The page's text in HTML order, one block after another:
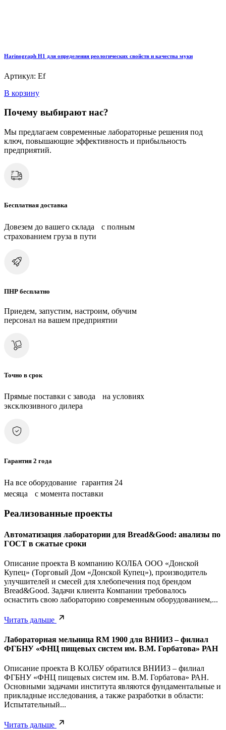
Harinograph Н1 для определения реологических свойств и качества муки
Артикул: Ef
В корзину
Почему выбирают нас?
Мы предлагаем современные лабораторные решения под
ключ, повышающие эффективность и прибыльность
предприятий.
Бесплатная доставка
Довезем до вашего склада с полным
страхованием груза в пути
ПНР бесплатно
Приедем, запустим, настроим, обучим
персонал на вашем предприятии
Точно в срок
Прямые поставки с завода на условиях
эксклюзивного дилера
Гарантия 2 года
На все оборудование гарантия 24
месяца с момента поставки
Реализованные проекты
Автоматизация лаборатории для Bread&Good: анализы по
ГОСТ в сжатые сроки
Описание проекта В компанию КОЛБА ООО «Донской
Купец» (Торговый Дом «Донской Купец»), производитель
улучшителей и смесей для хлебопечения под брендом
Bread&Good. Задачи клиента Компании требовалось
оснастить свою лабораторию современным оборудованием,...
Читать дальше
Лабораторная мельница RM 1900 для ВНИИЗ – филиал
ФГБНУ «ФНЦ пищевых систем им. В.М. Горбатова» РАН
Описание проекта В КОЛБУ обратился ВНИИЗ – филиал
ФГБНУ «ФНЦ пищевых систем им. В.М. Горбатова» РАН.
Основными задачами института являются фундаментальные и
прикладные исследования, а также разработки в области:
Испытательный...
Читать дальше